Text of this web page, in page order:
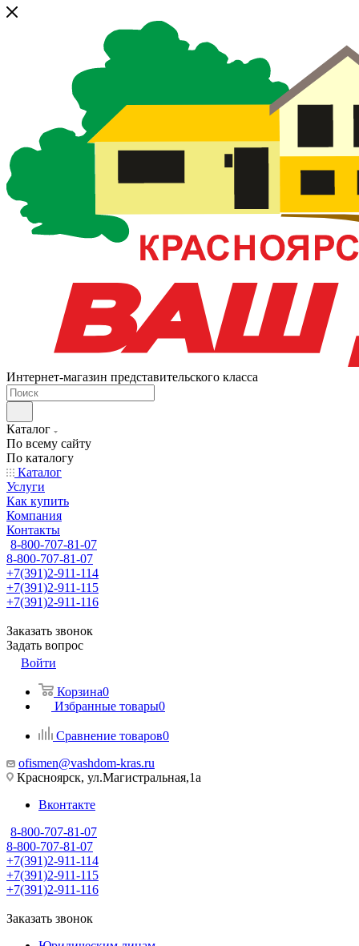
Интернет-магазин представительского класса
Каталог
По всему сайту
По каталогу
Каталог
Услуги
Как купить
Компания
Контакты
8-800-707-81-07
8-800-707-81-07
+7(391)2-911-114
+7(391)2-911-115
+7(391)2-911-116
Заказать звонок
Задать вопрос
Войти
Корзина0
Избранные товары0
Сравнение товаров0
ofismen@vashdom-kras.ru
Красноярск, ул.Магистральная,1а
Вконтакте
8-800-707-81-07
8-800-707-81-07
+7(391)2-911-114
+7(391)2-911-115
+7(391)2-911-116
Заказать звонок